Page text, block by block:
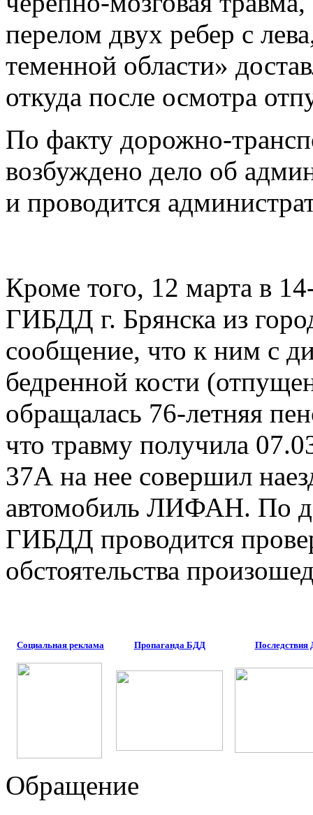
перелом двух ребер с
теменной области»
откуда после осмотра
По факту дорожно-
возбуждено дело об
и проводится
Кроме того, 12 марта в
ГИБДД г. Брянска из
сообщение, что к ним с
бедренной кости
обращалась 76-летняя
что травму получила
37А на нее совершил
автомобиль ЛИФАН. По
ГИБДД проводится
обстоятельства
Социальная реклама Пропаганда БДД
Обращение